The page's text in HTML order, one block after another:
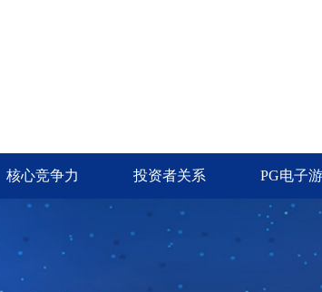
核心竞争力 投资者关系 PG电子